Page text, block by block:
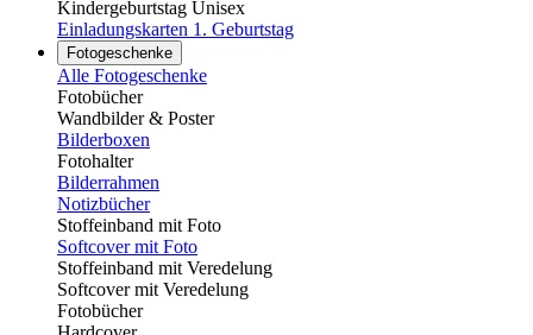
Kindergeburtstag Unisex
Einladungskarten 1. Geburtstag
Fotogeschenke
Alle Fotogeschenke
Fotobücher
Wandbilder & Poster
Bilderboxen
Fotohalter
Bilderrahmen
Notizbücher
Stoffeinband mit Foto
Softcover mit Foto
Stoffeinband mit Veredelung
Softcover mit Veredelung
Fotobücher